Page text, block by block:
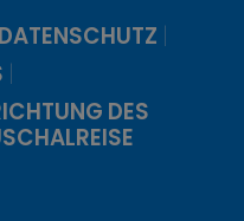
DATENSCHUTZ |
|
DES